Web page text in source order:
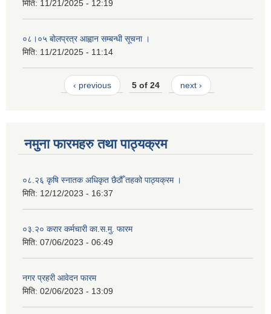
मिति: 11/21/2025 - 12:19
०८।०५ बोलप्रत्र आह्वान सम्बन्धी सूचना ।
मिति: 11/21/2025 - 11:14
‹ previous 5 of 24 next ›
नमुना फारमहरु तथा पाठ्यक्रम
०८.२६ कृषि स्‍नातक अधिकृत छैठौँ तहको पाठ्यक्रम ।
मिति: 12/12/2023 - 16:37
०३.२० करार कर्मचारी का.स.मु. फारम
मिति: 07/06/2023 - 06:49
नगर प्रहरी आवेदन फारम
मिति: 02/06/2023 - 13:09